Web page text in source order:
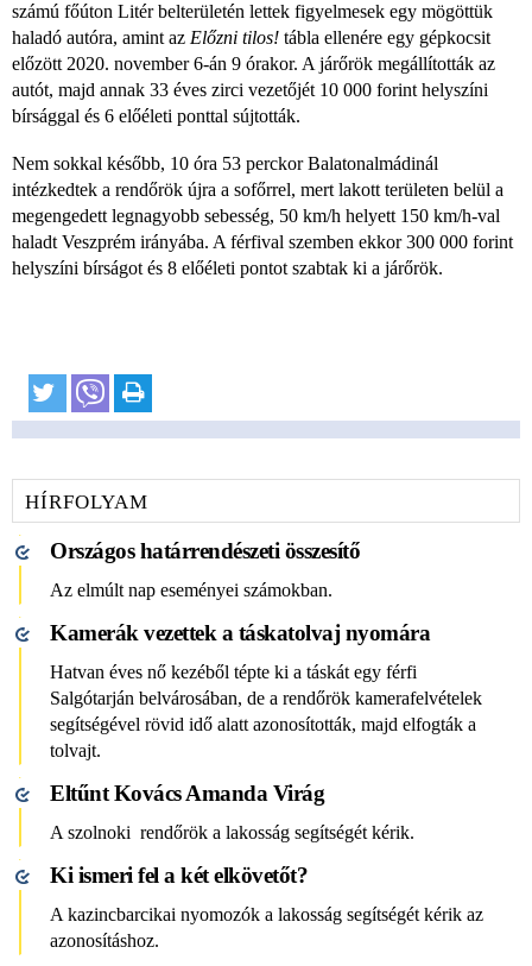
számú főúton Litér belterületén lettek figyelmesek egy mögöttük
haladó autóra, amint az Előzni tilos! tábla ellenére egy gépkocsit
előzött 2020. november 6-án 9 órakor. A járőrök megállították az
autót, majd annak 33 éves zirci vezetőjét 10 000 forint helyszíni
bírsággal és 6 előéleti ponttal sújtották.
Nem sokkal később, 10 óra 53 perckor Balatonalmádinál
intézkedtek a rendőrök újra a sofőrrel, mert lakott területen belül a
megengedett legnagyobb sebesség, 50 km/h helyett 150 km/h-val
haladt Veszprém irányába. A férfival szemben ekkor 300 000 forint
helyszíni bírságot és 8 előéleti pontot szabtak ki a járőrök.
HÍRFOLYAM
Országos határrendészeti összesítő
Az elmúlt nap eseményei számokban.
Kamerák vezettek a táskatolvaj nyomára
Hatvan éves nő kezéből tépte ki a táskát egy férfi
Salgótarján belvárosában, de a rendőrök kamerafelvételek
segítségével rövid idő alatt azonosították, majd elfogták a
tolvajt.
Eltűnt Kovács Amanda Virág
A szolnoki rendőrök a lakosság segítségét kérik.
Ki ismeri fel a két elkövetőt?
A kazincbarcikai nyomozók a lakosság segítségét kérik az
azonosításhoz.